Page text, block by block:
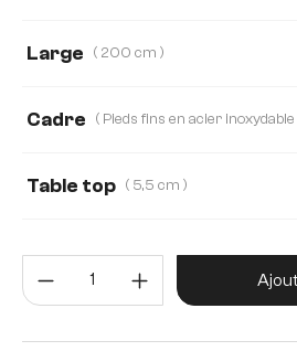
Large ( 200 cm )
300 cm
Cadre
Pieds croisés en acier inoxydable
Table top ( 5,5 cm )
Quantité